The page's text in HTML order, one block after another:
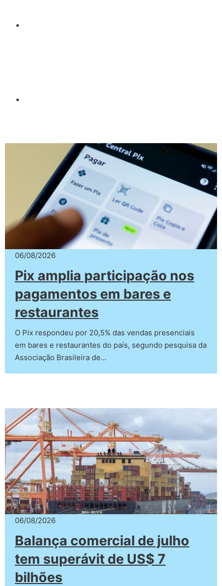
06/08/2026
Pix amplia participação nos
pagamentos em bares e
restaurantes
O Pix respondeu por 20,5% das vendas presenciais
em bares e restaurantes do país, segundo pesquisa da
Associação Brasileira de…
06/08/2026
Balança comercial de julho
tem superávit de US$ 7
bilhões